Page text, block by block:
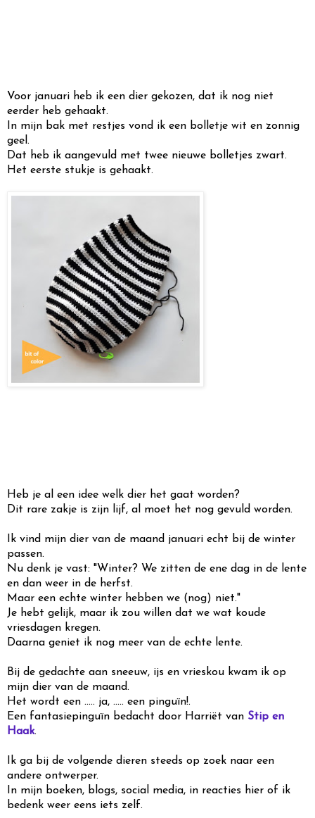
Voor januari heb ik een dier gekozen, dat ik nog niet
eerder heb gehaakt.
In mijn bak met restjes vond ik een bolletje wit en zonnig
geel.
Dat heb ik aangevuld met twee nieuwe bolletjes zwart.
Het eerste stukje is gehaakt.
Heb je al een idee welk dier het gaat worden?
Dit rare zakje is zijn lijf, al moet het nog gevuld worden.
Ik vind mijn dier van de maand januari echt bij de winter
passen.
Nu denk je vast: "Winter? We zitten de ene dag in de lente
en dan weer in de herfst.
Maar een echte winter hebben we (nog) niet."
Je hebt gelijk, maar ik zou willen dat we wat koude
vriesdagen kregen.
Daarna geniet ik nog meer van de echte lente.
Bij de gedachte aan sneeuw, ijs en vrieskou kwam ik op
mijn dier van de maand.
Het wordt een ..... ja, ..... een pinguïn!.
Een fantasiepinguïn bedacht door Harriët van Stip en
Haak.
Ik ga bij de volgende dieren steeds op zoek naar een
andere ontwerper.
In mijn boeken, blogs, social media, in reacties hier of ik
bedenk weer eens iets zelf.